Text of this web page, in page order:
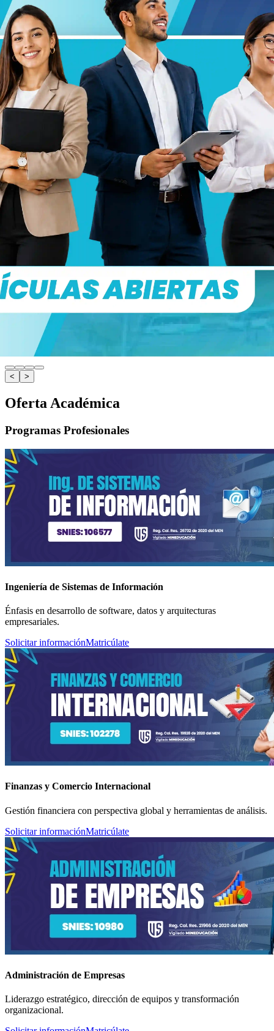
< >
Oferta Académica
Programas Profesionales
Ingeniería de Sistemas de Información
Énfasis en desarrollo de software, datos y arquitecturas
empresariales.
Solicitar informaciónMatricúlate
Finanzas y Comercio Internacional
Gestión financiera con perspectiva global y herramientas de análisis.
Solicitar informaciónMatricúlate
Administración de Empresas
Liderazgo estratégico, dirección de equipos y transformación
organizacional.